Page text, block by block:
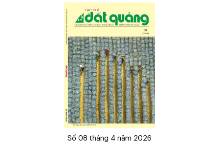
Số 08 tháng 4 năm 2026